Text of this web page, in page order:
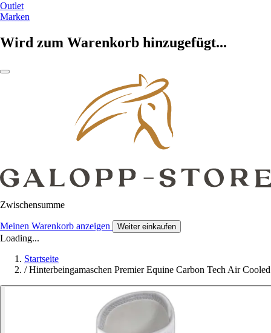
Outlet
Marken
Wird zum Warenkorb hinzugefügt...
Zwischensumme
Meinen Warenkorb anzeigen Weiter einkaufen
Loading...
Startseite
/ Hinterbeingamaschen Premier Equine Carbon Tech Air Cooled